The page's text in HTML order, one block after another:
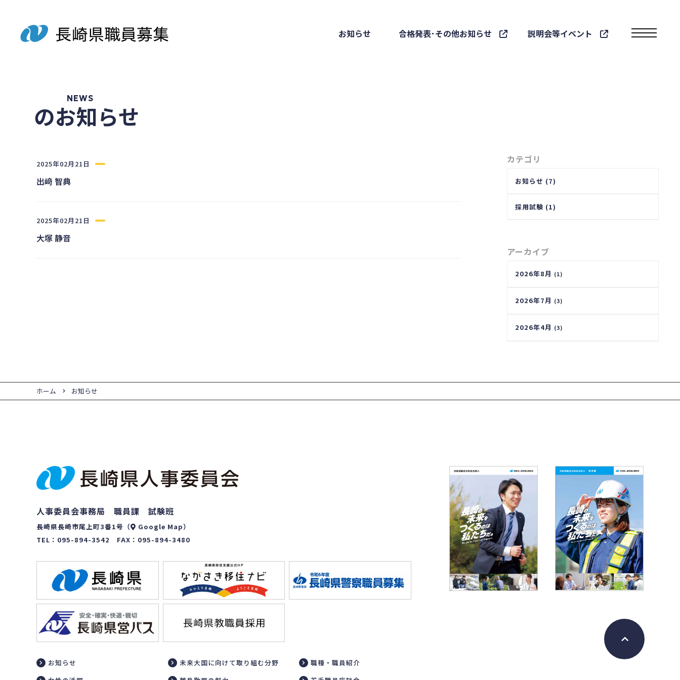
お知らせ 合格発表･その他お知らせ 説明会等イベント toggle navigation
NEWS
のお知らせ
カテゴリ
お知らせ (7)
採用試験 (1)
アーカイブ
2026年8月 (1)
2026年7月 (3)
2026年4月 (3)
2025年02月21日
出﨑 智典
2025年02月21日
大塚 静音
ホーム お知らせ
人事委員会事務局 職員課 試験班
長崎県長崎市尾上町3番1号（ Google Map）
TEL： 095-894-3542 FAX：095-894-3480
お知らせ 未来大国に向けて取り組む分野
職種・職員紹介